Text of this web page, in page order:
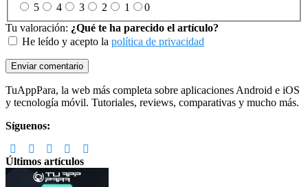
5 4 3 2 1
0
Tu valoración: ¿Qué te ha parecido el artículo?
He leído y acepto la política de privacidad
Footer
TuAppPara, la web más completa sobre aplicaciones Android e iOS
y tecnología móvil. Tutoriales, reviews, comparativas y mucho más.
Síguenos:
Últimos artículos